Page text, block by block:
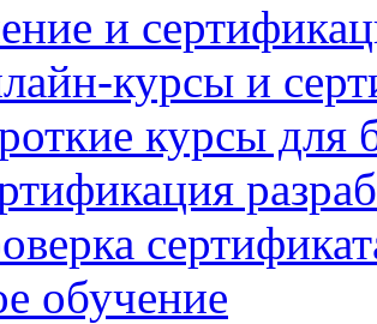
и
курсы и
курсы для
обучение